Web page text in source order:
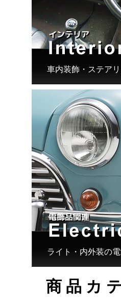
車内装飾・ステア
ライト・内外装の
商品カ